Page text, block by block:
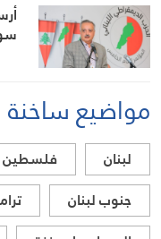
مواضيع ساخنة
لبنان فلسطين
جنوب لبنان